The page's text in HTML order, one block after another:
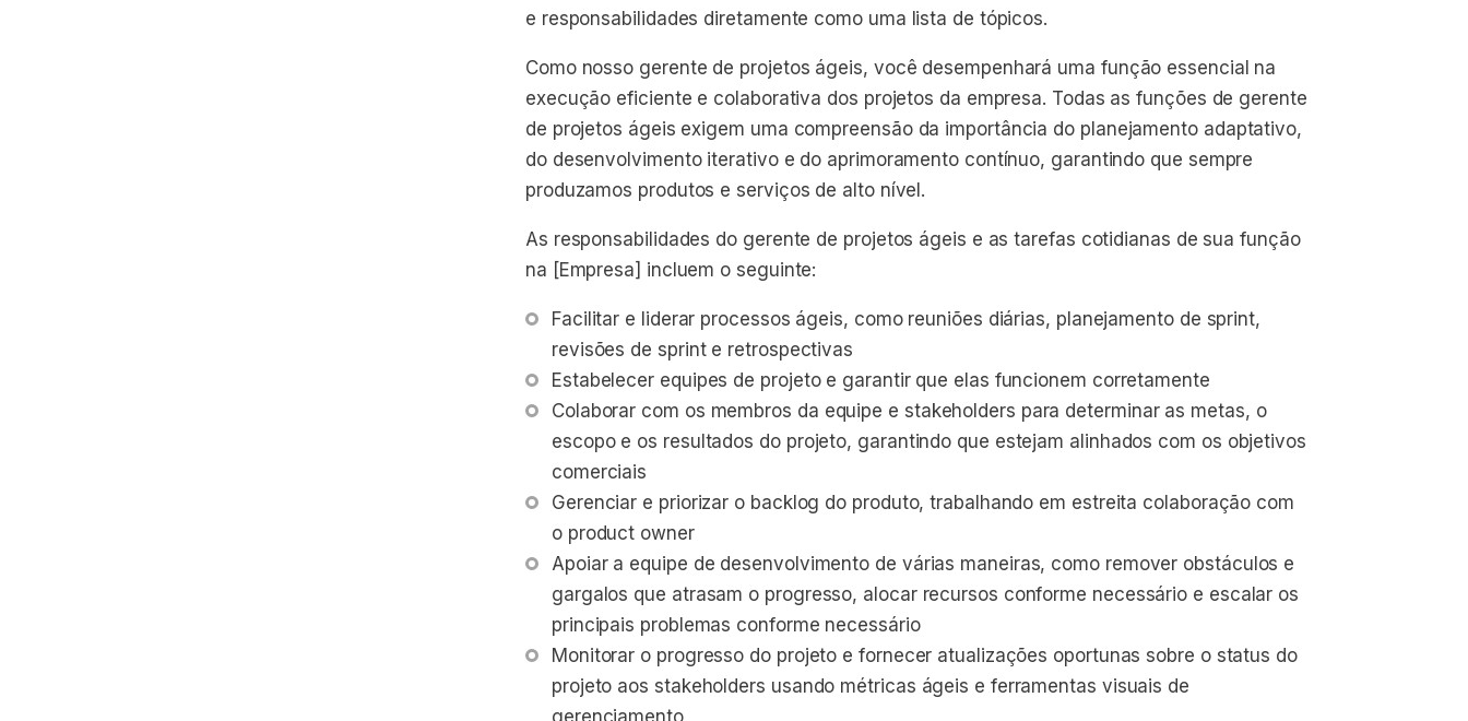
e responsabilidades diretamente como uma lista de tópicos.
Como nosso gerente de projetos ágeis, você desempenhará uma função essencial na
execução eficiente e colaborativa dos projetos da empresa. Todas as funções de gerente
de projetos ágeis exigem uma compreensão da importância do planejamento adaptativo,
do desenvolvimento iterativo e do aprimoramento contínuo, garantindo que sempre
produzamos produtos e serviços de alto nível.
As responsabilidades do gerente de projetos ágeis e as tarefas cotidianas de sua função
na [Empresa] incluem o seguinte:
Facilitar e liderar processos ágeis, como reuniões diárias, planejamento de sprint,
revisões de sprint e retrospectivas
Estabelecer equipes de projeto e garantir que elas funcionem corretamente
Colaborar com os membros da equipe e stakeholders para determinar as metas, o
escopo e os resultados do projeto, garantindo que estejam alinhados com os objetivos
comerciais
Gerenciar e priorizar o backlog do produto, trabalhando em estreita colaboração com
o product owner
Apoiar a equipe de desenvolvimento de várias maneiras, como remover obstáculos e
gargalos que atrasam o progresso, alocar recursos conforme necessário e escalar os
principais problemas conforme necessário
Monitorar o progresso do projeto e fornecer atualizações oportunas sobre o status do
projeto aos stakeholders usando métricas ágeis e ferramentas visuais de
gerenciamento